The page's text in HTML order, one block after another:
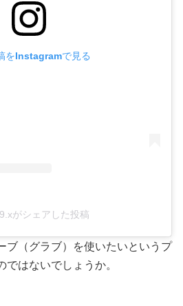
をInstagramで見る
がシェアした投稿
ブ（グラブ）を使いたいというプ
ではないでしょうか。